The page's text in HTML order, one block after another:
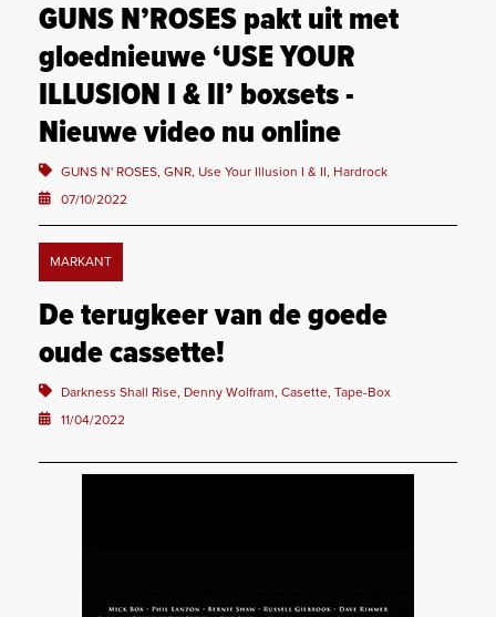
GUNS N’ROSES pakt uit met
gloednieuwe ‘USE YOUR
ILLUSION I & II’ boxsets -
Nieuwe video nu online
GUNS N' ROSES, GNR, Use Your Illusion I & II, Hardrock
07/10/2022
MARKANT
De terugkeer van de goede
oude cassette!
Darkness Shall Rise, Denny Wolfram, Casette, Tape-Box
11/04/2022